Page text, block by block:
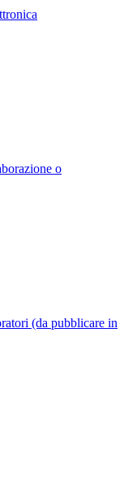
o
(da pubblicare in